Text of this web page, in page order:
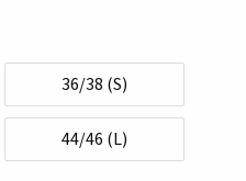
36/38 (S)
44/46 (L)